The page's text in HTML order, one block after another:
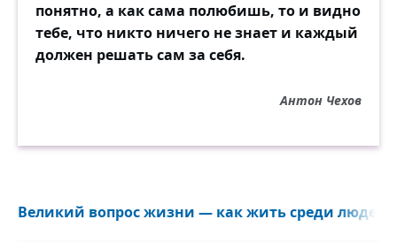
понятно, а как сама полюбишь, то и видно
тебе, что никто ничего не знает и каждый
должен решать сам за себя.
Антон Чехов
Великий вопрос жизни — как жить среди